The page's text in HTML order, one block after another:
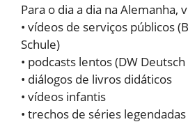
Para o dia a dia na Alemanha,
• vídeos de serviços públicos
Schule)
• podcasts lentos (DW
• diálogos de livros didáticos
• vídeos infantis
• trechos de séries